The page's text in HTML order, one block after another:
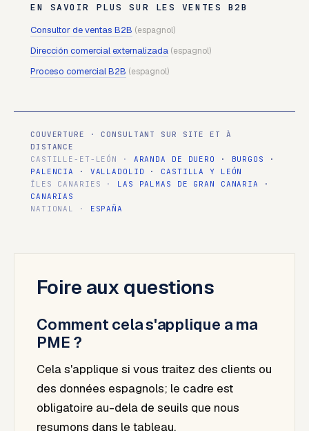
EN SAVOIR PLUS SUR LES VENTES B2B
Consultor de ventas B2B (espagnol)
Dirección comercial externalizada (espagnol)
Proceso comercial B2B (espagnol)
COUVERTURE · CONSULTANT SUR SITE ET À
DISTANCE
CASTILLE-ET-LEÓN · ARANDA DE DUERO · BURGOS
·
PALENCIA
· VALLADOLID · CASTILLA Y LEÓN
ÎLES CANARIES · LAS PALMAS DE GRAN CANARIA
·
CANARIAS
NATIONAL · ESPAÑA
Foire aux questions
Comment cela s'applique a ma
PME ?
Cela s'applique si vous traitez des clients ou
des données espagnols; le cadre est
obligatoire au-dela de seuils que nous
resumons dans le tableau.